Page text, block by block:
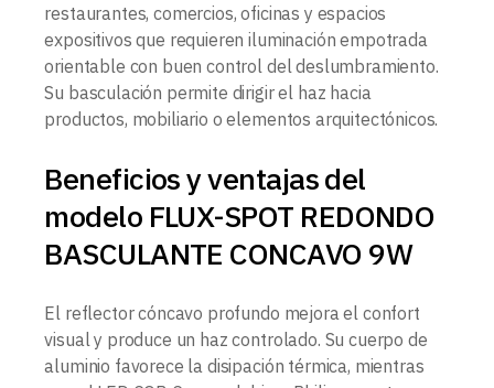
restaurantes, comercios, oficinas y espacios
expositivos que requieren iluminación empotrada
orientable con buen control del deslumbramiento.
Su basculación permite dirigir el haz hacia
productos, mobiliario o elementos arquitectónicos.
Beneficios y ventajas del
modelo FLUX-SPOT REDONDO
BASCULANTE CONCAVO 9W
El reflector cóncavo profundo mejora el confort
visual y produce un haz controlado. Su cuerpo de
aluminio favorece la disipación térmica, mientras